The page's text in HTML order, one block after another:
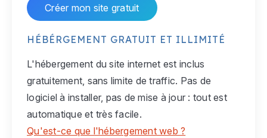
Créer mon site gratuit
HÉBÉRGEMENT GRATUIT ET ILLIMITÉ
L'hébergement du site internet est inclus
gratuitement, sans limite de traffic. Pas de
logiciel à installer, pas de mise à jour : tout est
automatique et très facile.
Qu'est-ce que l'hébergement web ?